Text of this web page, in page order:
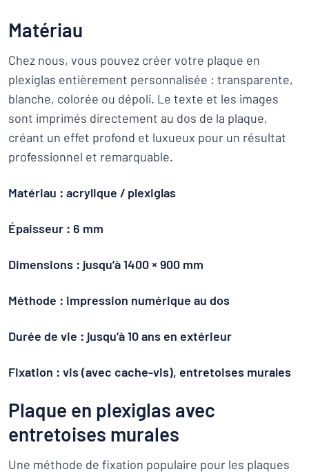
Matériau
Chez nous, vous pouvez créer votre plaque en
plexiglas entièrement personnalisée : transparente,
blanche, colorée ou dépoli. Le texte et les images
sont imprimés directement au dos de la plaque,
créant un effet profond et luxueux pour un résultat
professionnel et remarquable.
Matériau : acrylique / plexiglas
Épaisseur : 6 mm
Dimensions : jusqu’à 1400 × 900 mm
Méthode : impression numérique au dos
Durée de vie : jusqu’à 10 ans en extérieur
Fixation : vis (avec cache-vis), entretoises murales
Plaque en plexiglas avec
entretoises murales
Une méthode de fixation populaire pour les plaques